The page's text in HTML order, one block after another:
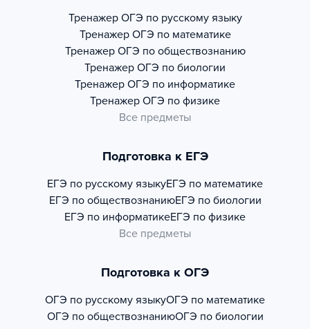
Тренажер ОГЭ по русскому языку
Тренажер ОГЭ по математике
Тренажер ОГЭ по обществознанию
Тренажер ОГЭ по биологии
Тренажер ОГЭ по информатике
Тренажер ОГЭ по физике
Все предметы
Подготовка к ЕГЭ
ЕГЭ по русскому языкуЕГЭ по математике
ЕГЭ по обществознаниюЕГЭ по биологии
ЕГЭ по информатикеЕГЭ по физике
Все предметы
Подготовка к ОГЭ
ОГЭ по русскому языкуОГЭ по математике
ОГЭ по обществознаниюОГЭ по биологии